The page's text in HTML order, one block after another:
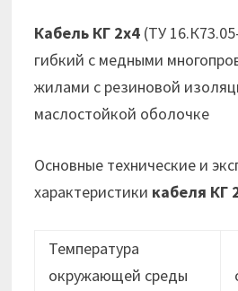
Кабель КГ 2х4 (ТУ
гибкий с медными
жилами с резиновой
маслостойкой оболочке
Основные технические и
характеристики кабеля КГ
Температура
окружающей среды